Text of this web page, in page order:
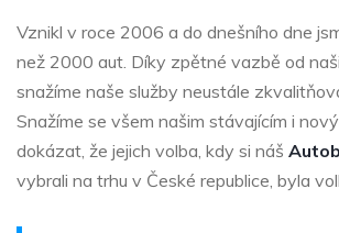
Vznikl v roce 2006 a do dnešního dne
než 2000 aut. Díky zpětné vazbě od
snažíme naše služby neustále
Snažíme se všem našim stávajícím i
dokázat, že jejich volba, kdy si náš
vybrali na trhu v České republice, byla